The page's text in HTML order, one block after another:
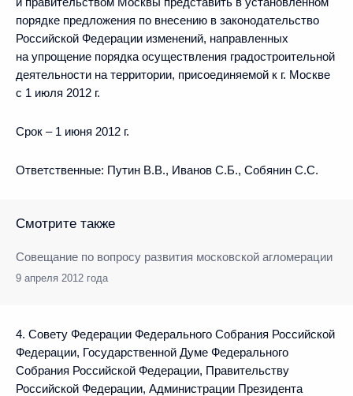
порядке предложения по внесению в законодательство
Российской Федерации изменений, направленных
на упрощение порядка осуществления градостроительной
деятельности на территории, присоединяемой к г. Москве
с 1 июля 2012 г.
Срок – 1 июня 2012 г.
Ответственные: Путин В.В., Иванов С.Б., Собянин С.С.
Смотрите также
Совещание по вопросу развития московской агломерации
9 апреля 2012 года
4. Совету Федерации Федерального Собрания Российской
Федерации, Государственной Думе Федерального
Собрания Российской Федерации, Правительству
Российской Федерации, Администрации Президента